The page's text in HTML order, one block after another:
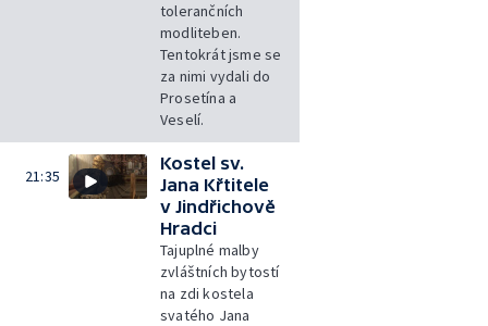
tolerančních
modliteben.
Tentokrát jsme se
za nimi vydali do
Prosetína a
Veselí.
21:35
Kostel sv.
Jana Křtitele
v Jindřichově
Hradci
Tajuplné malby
zvláštních bytostí
na zdi kostela
svatého Jana